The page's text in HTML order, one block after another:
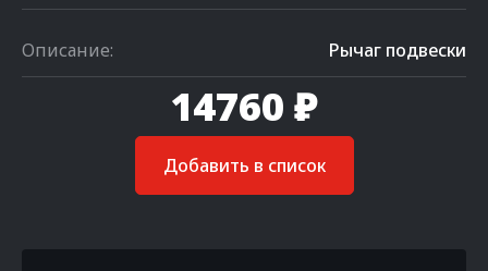
Описание: Рычаг подвески
14760 ₽
Добавить в список